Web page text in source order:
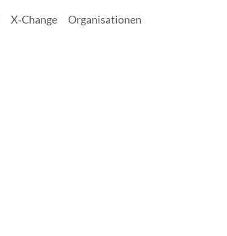
X‑Change Organisationen